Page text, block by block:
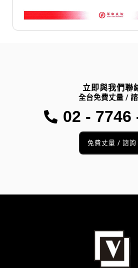
立即與我們聯
全台免費丈量 /
02 - 7746
免費丈量 / 諮詢